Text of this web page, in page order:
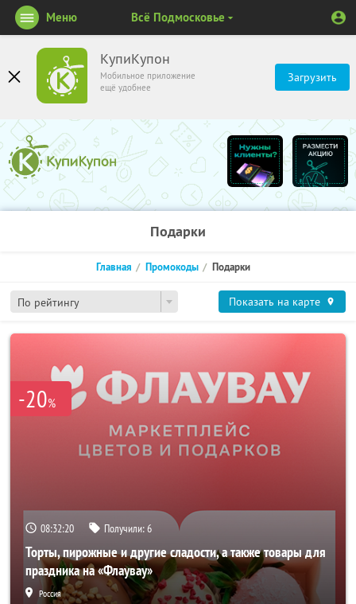
КупиКупон
Мобильное приложение
ещё удобнее
Загрузить
Меню Всё Подмосковье
Подарки
По рейтингу
Главная Промокоды Подарки
Показать на карте
-20%
08:32:19 Получили:6
Торты, пирожные и другие сладости, а также товары для
праздника на «Флаувау»
Россия